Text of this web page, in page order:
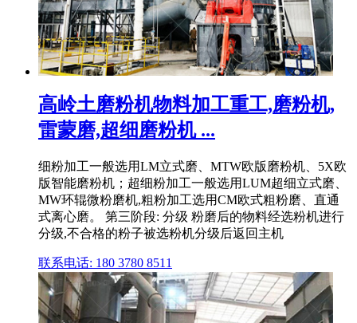
高岭土磨粉机物料加工重工,磨粉机,
雷蒙磨,超细磨粉机 ...
细粉加工一般选用LM立式磨、MTW欧版磨粉机、5X欧
版智能磨粉机；超细粉加工一般选用LUM超细立式磨、
MW环辊微粉磨机,粗粉加工选用CM欧式粗粉磨、直通
式离心磨。 第三阶段: 分级 粉磨后的物料经选粉机进行
分级,不合格的粉子被选粉机分级后返回主机
联系电话: 180 3780 8511